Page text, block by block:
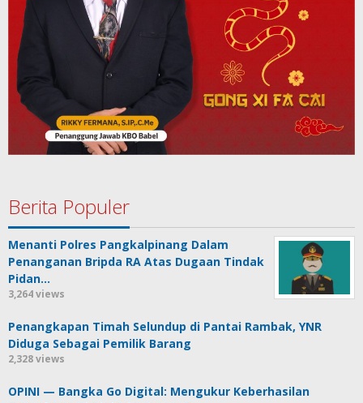
Berita Populer
Menanti Polres Pangkalpinang Dalam
Penanganan Bripda RA Atas Dugaan Tindak
Pidan…
3,264 views
Penangkapan Timah Selundup di Pantai Rambak, YNR
Diduga Sebagai Pemilik Barang
2,328 views
OPINI — Bangka Go Digital: Mengukur Keberhasilan